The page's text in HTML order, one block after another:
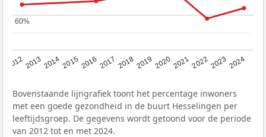
201220132014201520162017 20182019 20202021202220232024
60%
60%
Bovenstaande lijngrafiek toont het percentage inwoners
met een goede gezondheid in de buurt Hesselingen per
leeftijdsgroep. De gegevens wordt getoond voor de periode
van 2012 tot en met 2024.